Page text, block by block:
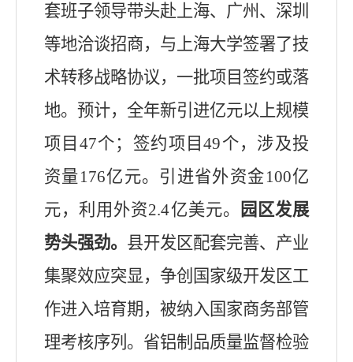
套班子领导带头赴上海、广州、深圳
等地洽谈招商，与上海大学签署了技
术转移战略协议， 一批项目签约或落
地。预计，全年新引进亿元以上规模
项目 47个；签约项目49个，涉及投
资量176亿元。引 进省外资金100亿
元，利用外资2.4亿美元。
园区发展
势头强劲。 县开发区配套完善、产业
集聚效应突显， 争创国家级开发区工
作进入培育期，被纳入国家商务部管
理考核序列。省铝制品质量监督检验